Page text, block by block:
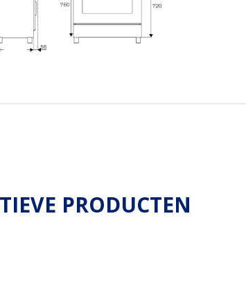
PRODUCTEN